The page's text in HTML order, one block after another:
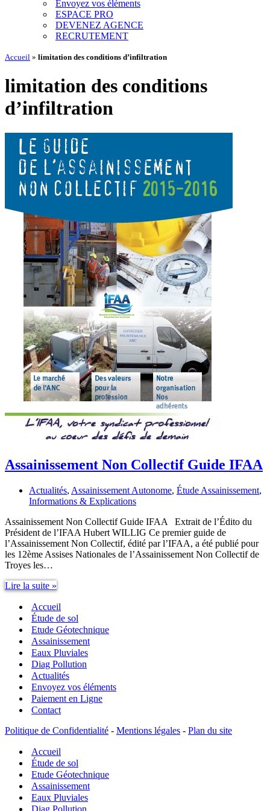
Envoyez vos éléments
ESPACE PRO
DEVENEZ AGENCE
RECRUTEMENT
Accueil » limitation des conditions d’infiltration
limitation des conditions
d’infiltration
Assainissement Non Collectif Guide IFAA
Actualités, Assainissement Autonome, Étude Assainissement,
Informations & Explications
Assainissement Non Collectif Guide IFAA Extrait de l’Édito du
Président de l’IFAA Hubert WILLIG Ce premier guide de
l’Assainissement Non Collectif, édité par l’IFAA, a été publié pour
les 12ème Assises Nationales de l’Assainissement Non Collectif de
Troyes les…
Lire la suite »
Collectif
Guide
IFAA
Accueil
Étude de sol
Etude Géotechnique
Assainissement
Eaux Pluviales
Diag Pollution
Actualités
Envoyez vos éléments
Paiement en Ligne
Contact
Politique de Confidentialité - Mentions légales - Plan du site
Accueil
Étude de sol
Etude Géotechnique
Assainissement
Eaux Pluviales
Diag Pollution